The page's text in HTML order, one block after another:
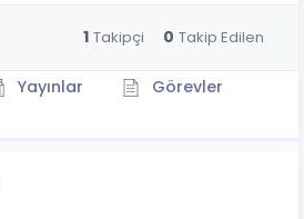
1 Takipçi 0 Takip Edilen
Yayınlar
Görevler